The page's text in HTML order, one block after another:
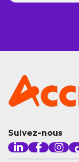
Suivez-nous